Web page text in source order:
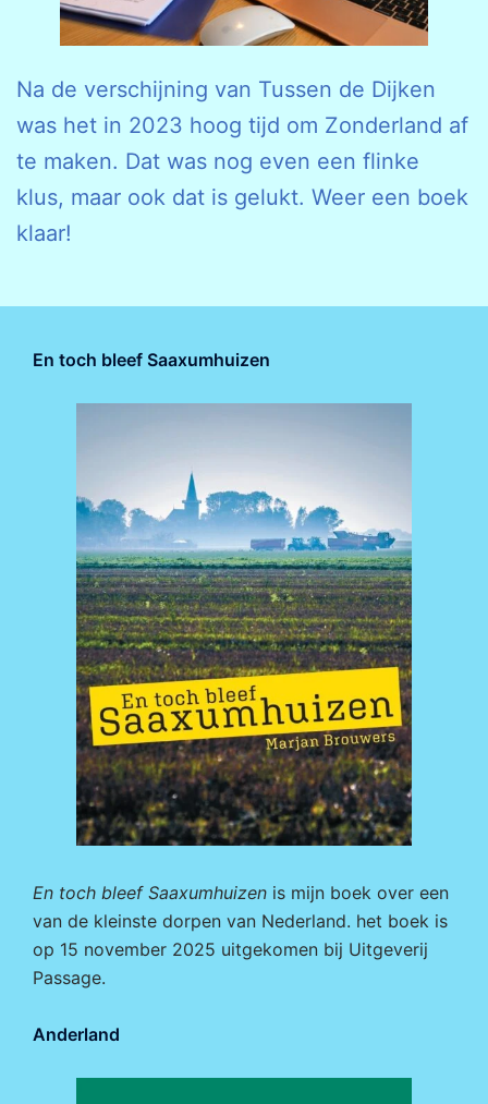
Na de verschijning van Tussen de Dijken
was het in 2023 hoog tijd om Zonderland af
te maken. Dat was nog even een flinke
klus, maar ook dat is gelukt. Weer een boek
klaar!
En toch bleef Saaxumhuizen
En toch bleef Saaxumhuizen is mijn boek over een
van de kleinste dorpen van Nederland. het boek is
op 15 november 2025 uitgekomen bij Uitgeverij
Passage.
Anderland